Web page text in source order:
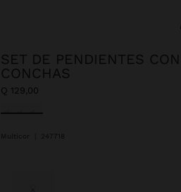
SET DE PENDIENTES CON
CONCHAS
Q 129,00
Seleccionado
Multicor 247718